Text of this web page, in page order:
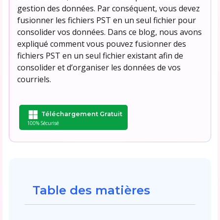
gestion des données. Par conséquent, vous devez
fusionner les fichiers PST en un seul fichier pour
consolider vos données. Dans ce blog, nous avons
expliqué comment vous pouvez fusionner des
fichiers PST en un seul fichier existant afin de
consolider et d’organiser les données de vos
courriels.
Téléchargement Gratuit
100% Sécurisé
Table des matières